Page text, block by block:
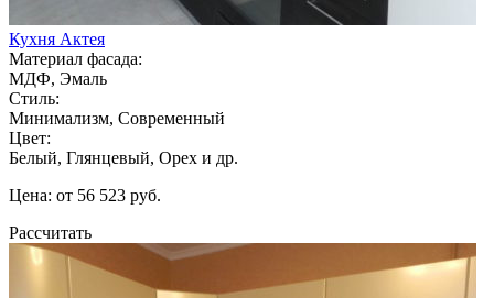
Кухня Актея
Материал фасада:
МДФ, Эмаль
Стиль:
Минимализм, Современный
Цвет:
Белый, Глянцевый, Орех и др.
Цена: от 56 523 руб.
Рассчитать